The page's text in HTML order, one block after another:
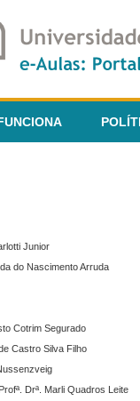
Junior
do Nascimento Arruda
Cotrim Segurado
Castro Silva Filho
Drª. Marli Quadros Leite